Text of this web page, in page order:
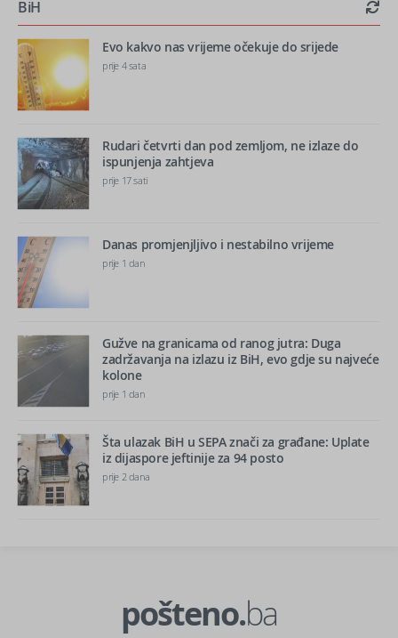
BiH
Evo kakvo nas vrijeme očekuje do srijede
prije 4 sata
Rudari četvrti dan pod zemljom, ne izlaze do
ispunjenja zahtjeva
prije 17 sati
Danas promjenjljivo i nestabilno vrijeme
prije 1 dan
Gužve na granicama od ranog jutra: Duga
zadržavanja na izlazu iz BiH, evo gdje su najveće
kolone
prije 1 dan
Šta ulazak BiH u SEPA znači za građane: Uplate
iz dijaspore jeftinije za 94 posto
prije 2 dana
pošteno.ba